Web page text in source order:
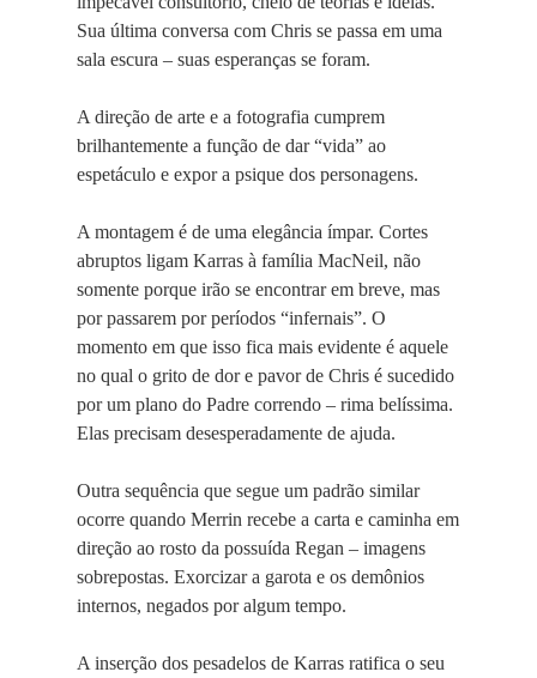
Sua última conversa com Chris se passa em uma
sala escura – suas esperanças se foram.
A direção de arte e a fotografia cumprem
brilhantemente a função de dar “vida” ao
espetáculo e expor a psique dos personagens.
A montagem é de uma elegância ímpar. Cortes
abruptos ligam Karras à família MacNeil, não
somente porque irão se encontrar em breve, mas
por passarem por períodos “infernais”. O
momento em que isso fica mais evidente é aquele
no qual o grito de dor e pavor de Chris é sucedido
por um plano do Padre correndo – rima belíssima.
Elas precisam desesperadamente de ajuda.
Outra sequência que segue um padrão similar
ocorre quando Merrin recebe a carta e caminha em
direção ao rosto da possuída Regan – imagens
sobrepostas. Exorcizar a garota e os demônios
internos, negados por algum tempo.
A inserção dos pesadelos de Karras ratifica o seu